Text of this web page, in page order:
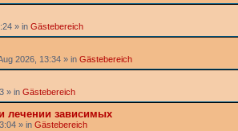
» in Gästebereich
2026, 13:34 » in Gästebereich
» in Gästebereich
лечении зависимых
» in Gästebereich